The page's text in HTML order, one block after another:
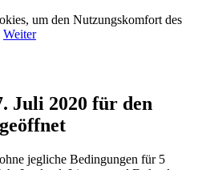
um den Nutzungskomfort des
Weiter
Juli 2020 für den
jegliche Bedingungen für 5